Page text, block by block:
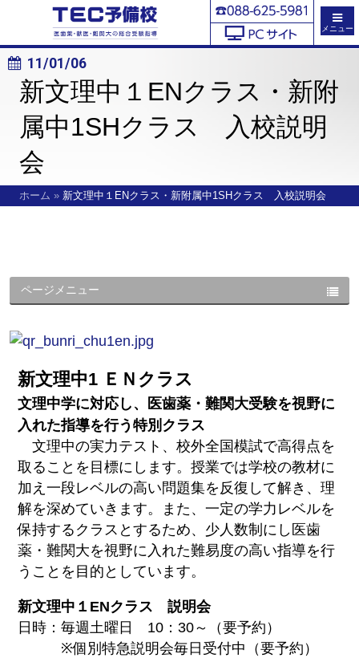
メニュー
11/01/06
新文理中１ENクラス・新附
属中1SHクラス 入校説明
会
ホーム » 新文理中１ENクラス・新附属中1SHクラス 入校説明会
ページメニュー
新文理中1 ＥＮクラス
文理中学に対応し、医歯薬・難関大受験を視野に
入れた指導を行う特別クラス
文理中の実力テスト、校外全国模試で高得点を
取ることを目標にします。授業では学校の教材に
加え一段レベルの高い問題集を反復して解き、理
解を深めていきます。また、一定の学力レベルを
保持するクラスとするため、少人数制にし医歯
薬・難関大を視野に入れた難易度の高い指導を行
うことを目的としています。
新文理中１ENクラス 説明会
日時：毎週土曜日 10：30～（要予約）
※個別特急説明会毎日受付中（要予約）